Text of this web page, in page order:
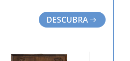
DESCUBRA